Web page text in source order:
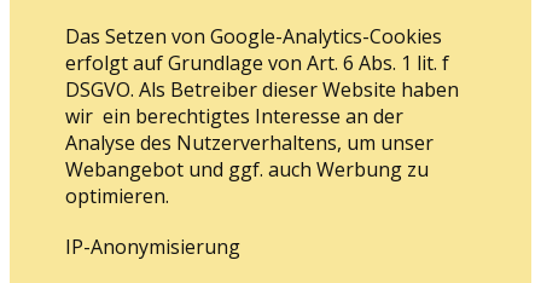
Das Setzen von Google-Analytics-Cookies
erfolgt auf Grundlage von Art. 6 Abs. 1 lit. f
DSGVO. Als Betreiber dieser Website haben
wir ein berechtigtes Interesse an der
Analyse des Nutzerverhaltens, um unser
Webangebot und ggf. auch Werbung zu
optimieren.
IP-Anonymisierung